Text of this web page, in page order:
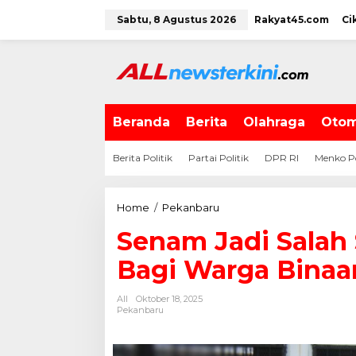
w
Sabtu, 8 Agustus 2026 Rakyat45.com
Beranda Berita Olahraga
Berita Politik Partai Politik DPR RI Menko
Home / Pekanbaru
n
m
S
Senam Jadi
Bagi Warga
All
Oktober 18, 2025
Pekanbaru